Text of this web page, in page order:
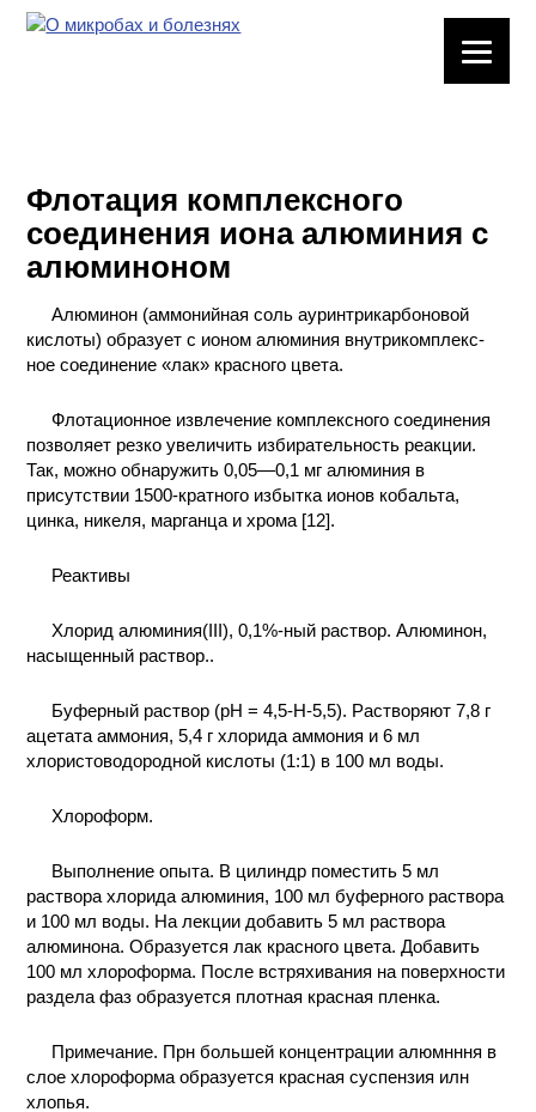
ВРЕДНЫЕ
ФАКТОРЫ
МЕТОДЫ
ПРАКТИЧЕСКОЙ
ХИМИИ
ХИМИЯ НА
ПРОИЗВОДСТВЕ
И ХИМИЧЕСКАЯ
ТЕХНОЛОГИЯ
Флотация комплексного
соединения иона алюминия с
алюминоном
Алюминон (аммонийная соль ауринтрикарбоновой
кислоты) образует с ионом алюминия внутрикомплекс-
ное соединение «лак» красного цвета.
Флотационное извлечение комплексного соединения
позволяет резко увеличить избирательность реакции.
Так, можно обнаружить 0,05—0,1 мг алюминия в
присутствии 1500-кратного избытка ионов кобальта,
цинка, никеля, марганца и хрома [12].
Реактивы
Хлорид алюминия(III), 0,1%-ный раствор. Алюминон,
насыщенный раствор..
Буферный раствор (рН = 4,5-Н-5,5). Растворяют 7,8 г
ацетата аммония, 5,4 г хлорида аммония и 6 мл
хлористоводородной кислоты (1:1) в 100 мл воды.
Хлороформ.
Выполнение опыта. В цилиндр поместить 5 мл
раствора хлорида алюминия, 100 мл буферного раствора
и 100 мл воды. На лекции добавить 5 мл раствора
алюминона. Образуется лак красного цвета. Добавить
100 мл хлороформа. После встряхивания на поверхности
раздела фаз образуется плотная красная пленка.
Примечание. Прн большей концентрации алюмнння в
слое хлороформа образуется красная суспензия илн
хлопья.